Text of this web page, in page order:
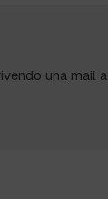
una mail a